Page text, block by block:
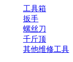
工具箱
扳手
螺丝刀
千斤顶
其他维修工具